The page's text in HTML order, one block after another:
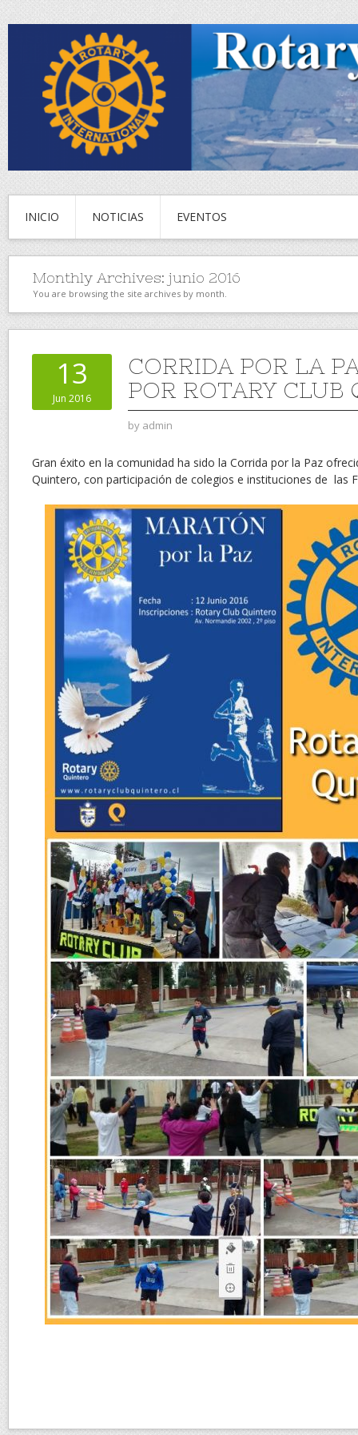
INICIO NOTICIAS EVENTOS
Monthly Archives: junio 2016
You are browsing the site archives by month.
13
Jun 2016
CORRIDA POR LA
POR ROTARY CLUB
by admin
Gran éxito en la comunidad ha sido la Corrida por la Paz
Quintero, con participación de colegios e instituciones de las